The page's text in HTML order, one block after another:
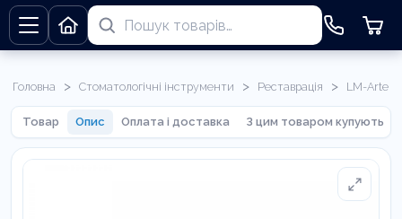
Головна > Стоматологічні інструменти > Реставрація > LM-Arte
Товар Опис Оплата і доставка З цим товаром купують